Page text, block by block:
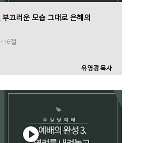
끄러운 모습 그대로 은혜의
16절
유영광 목사